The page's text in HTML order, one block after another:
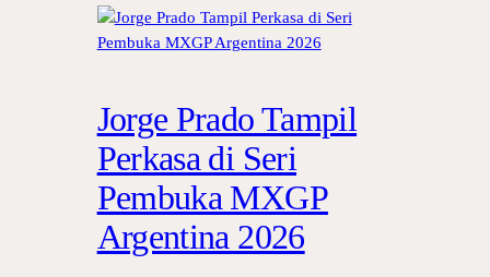
Jorge Prado Tampil
Perkasa di Seri
Pembuka MXGP
Argentina 2026